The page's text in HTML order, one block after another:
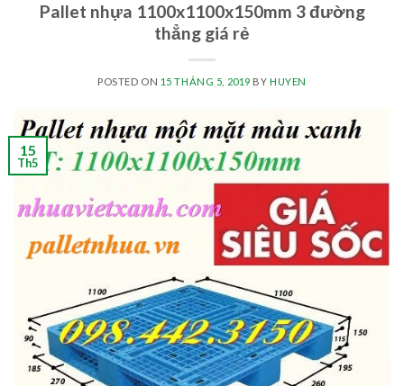
Pallet nhựa 1100x1100x150mm 3 đường
thẳng giá rẻ
POSTED ON 15 THÁNG 5, 2019 BY HUYEN
15
Th5